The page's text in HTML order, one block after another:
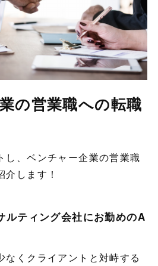
の営業職への転職
し、ベンチャー企業の営業職
します！
ルティング会社にお勤めのA
なくクライアントと対峙する